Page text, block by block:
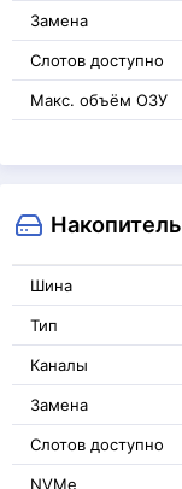
Замена
Слотов доступно
Макс. объём ОЗУ
Накопитель
Шина
Тип
Каналы
Замена
Слотов доступно
NVMe